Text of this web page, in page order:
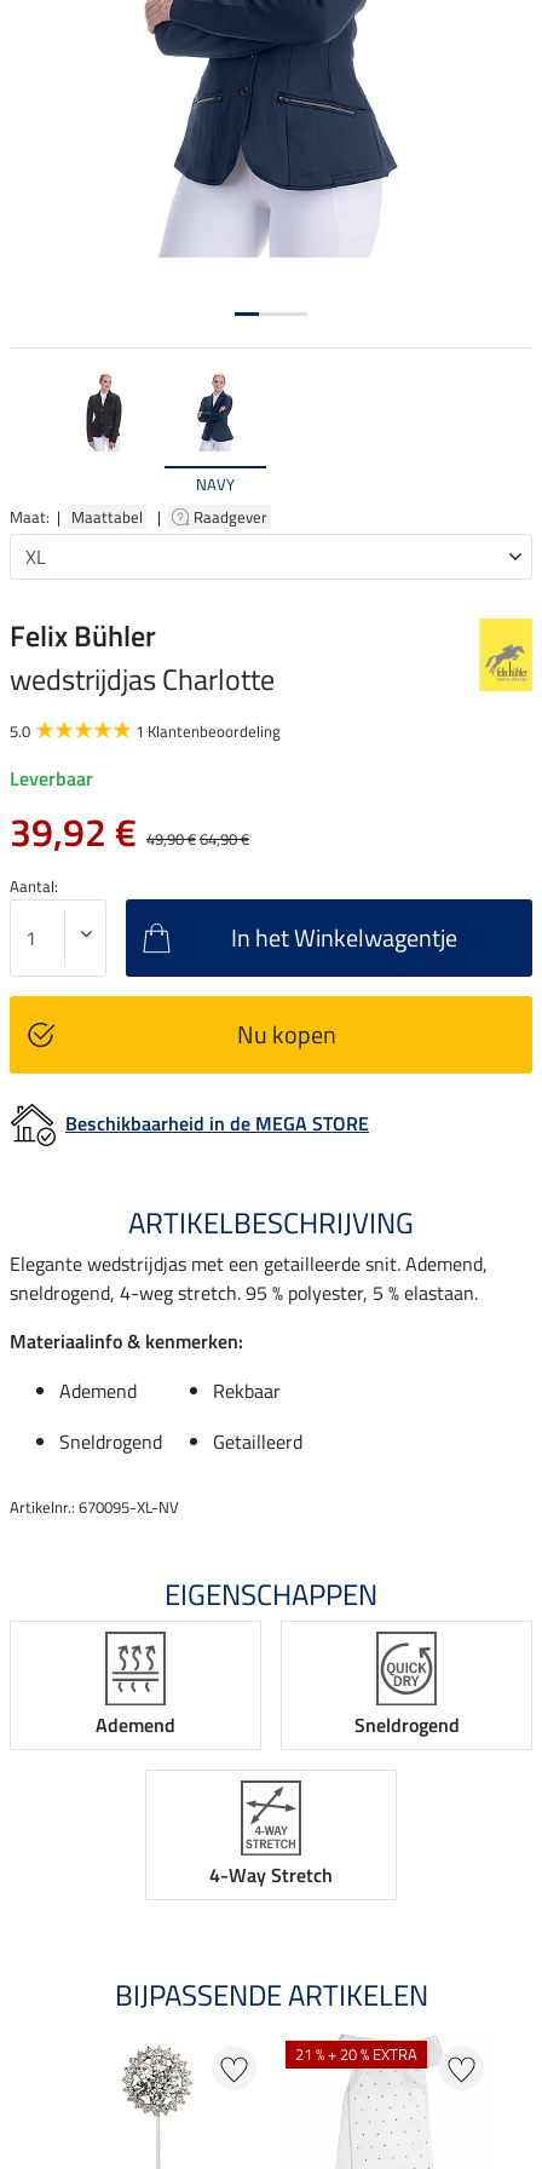
NAVY
Maat: | Maattabel | Raadgever
Felix Bühler
wedstrijdjas Charlotte
5.0 1 Klantenbeoordeling
Leverbaar
39,92 € 49,90 €64,90 €
Aantal:
In het Winkelwagentje
Nu kopen
Beschikbaarheid in de MEGA STORE
ARTIKELBESCHRIJVING
Elegante wedstrijdjas met een getailleerde snit. Ademend,
sneldrogend, 4-weg stretch. 95 % polyester, 5 % elastaan.
Materiaalinfo & kenmerken:
Ademend
Rekbaar
Sneldrogend
Getailleerd
Artikelnr.: 670095-XL-NV
EIGENSCHAPPEN
Ademend Sneldrogend
4-Way Stretch
BIJPASSENDE ARTIKELEN
21 % + 20 % EXTRA